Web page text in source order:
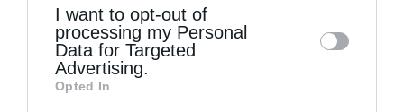
disclose it to other third parties.
I want to opt-out of
processing my Personal
Data for Targeted
Advertising.
Opted In